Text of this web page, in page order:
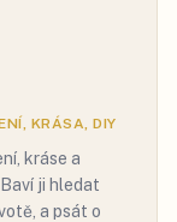
KRÁSA, DIY
kráse a
ji hledat
a psát o